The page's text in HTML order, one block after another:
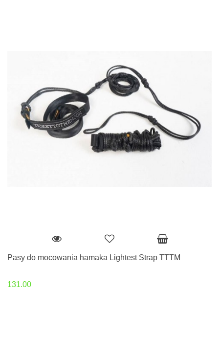
Pasy do mocowania hamaka Lightest Strap TTTM
131.00